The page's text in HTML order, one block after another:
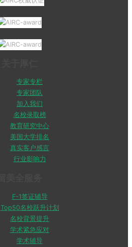
专家专栏
专家团队
加入我们
名校录取榜
教育研究中心
美国大学排名
真实客户感言
行业影响力
F-1签证辅导
Top50名校跃升计划
名校背景提升
学术紧急应对
学术辅导